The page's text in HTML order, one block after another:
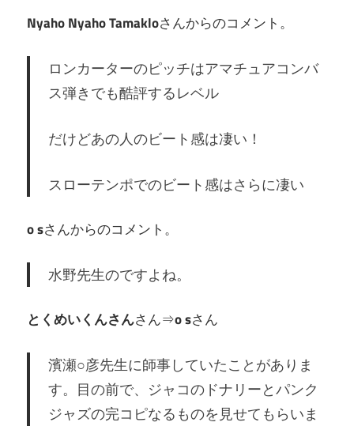
Nyaho Nyaho Tamakloさんからのコメント。
ロンカーターのピッチはアマチュアコンバ
ス弾きでも酷評するレベル
だけどあの人のビート感は凄い！
スローテンポでのビート感はさらに凄い
o sさんからのコメント。
水野先生のですよね。
とくめいくんさんさん⇒o sさん
濱瀬○彦先生に師事していたことがありま
す。目の前で、ジャコのドナリーとパンク
ジャズの完コピなるものを見せてもらいま